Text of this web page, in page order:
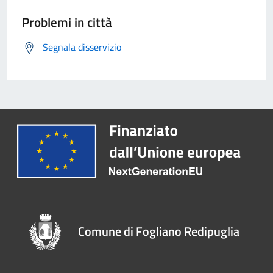
Problemi in città
Segnala disservizio
Comune di Fogliano Redipuglia